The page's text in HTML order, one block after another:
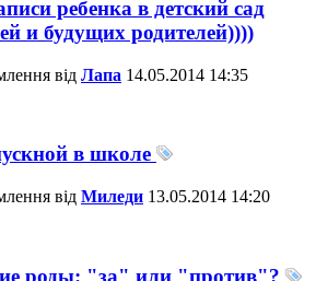
ребенка в детский сад
и будущих родителей))))
від Лапа 14.05.2014 14:35
в школе
від Миледи 13.05.2014 14:20
роды: "за" или "против"?